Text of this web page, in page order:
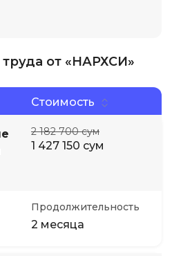
от «НАРХСИ»
Стоимость
2 182 700 сум
1 427 150 сум
Продолжительность
2 месяца